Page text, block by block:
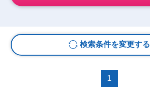
検索条件を変更する
1